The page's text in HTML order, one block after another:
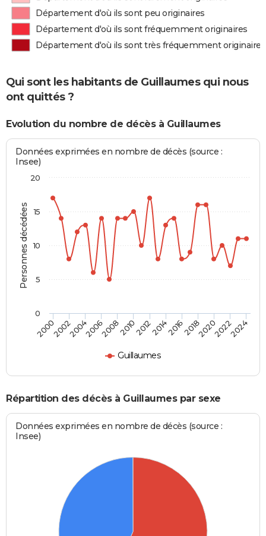
Département d'où ils sont peu originaires
Département d'où ils sont fréquemment originaires
Département d'où ils sont très fréquemment originaires
Qui sont les habitants de Guillaumes qui nous
ont quittés ?
Evolution du nombre de décès à Guillaumes
Personnes décédées
Données exprimées en nombre de décès (source :
Insee)
Guillaumes
2000200220042006200820102012201420162018202020222024
0
5
10
15
20
Répartition des décès à Guillaumes par sexe
Données exprimées en nombre de décès (source :
Insee)